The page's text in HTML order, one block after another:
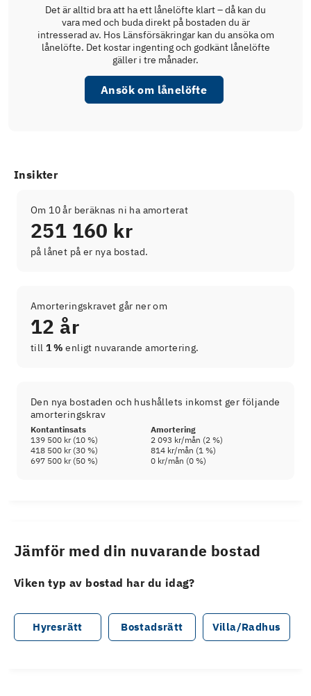
Det är alltid bra att ha ett lånelöfte klart – då kan du
vara med och buda direkt på bostaden du är
intresserad av. Hos Länsförsäkringar kan du ansöka om
lånelöfte. Det kostar ingenting och godkänt lånelöfte
gäller i tre månader.
Ansök om lånelöfte
Insikter
Om 10 år beräknas ni ha amorterat
251 160 kr
på lånet på er nya bostad.
Amorteringskravet går ner om
12 år
till 1 % enligt nuvarande amortering.
Den nya bostaden och hushållets inkomst ger följande
amorteringskrav
Kontantinsats
Amortering
139 500 kr(10 %) 2 093 kr/mån (2 %)
418 500 kr(30 %) 814 kr/mån (1 %)
697 500 kr(50 %) 0 kr/mån (0 %)
Jämför med din nuvarande bostad
Viken typ av bostad har du idag?
Hyresrätt Bostadsrätt Villa/Radhus